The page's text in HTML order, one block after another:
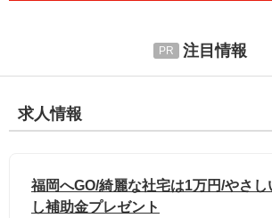
注目情報
求人情報
福岡へGO/綺麗な社宅は1万円/やさ
し補助金プレゼント